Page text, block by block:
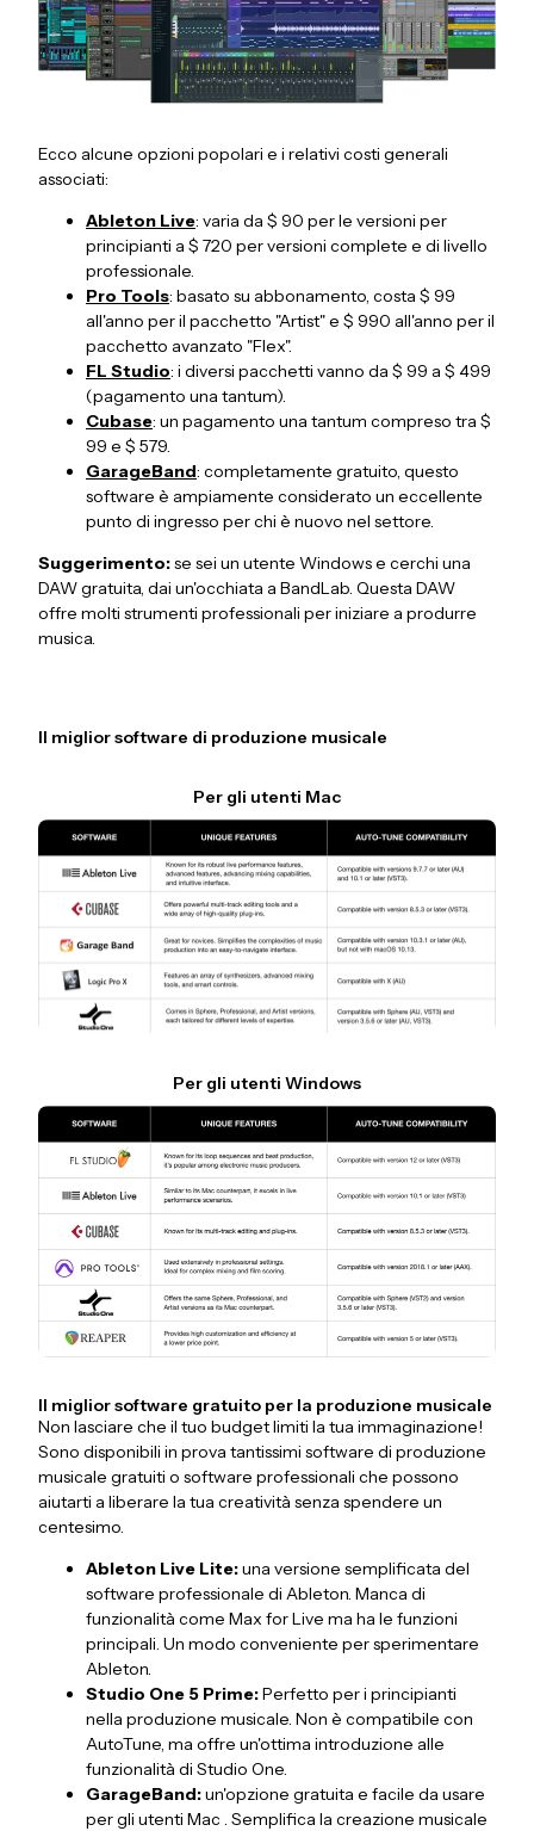
Ecco alcune opzioni popolari e i relativi costi generali
associati:
Ableton Live: varia da $ 90 per le versioni per
principianti a $ 720 per versioni complete e di livello
professionale.
Pro Tools: basato su abbonamento, costa $ 99
all'anno per il pacchetto "Artist" e $ 990 all'anno per il
pacchetto avanzato "Flex".
FL Studio: i diversi pacchetti vanno da $ 99 a $ 499
(pagamento una tantum).
Cubase: un pagamento una tantum compreso tra $
99 e $ 579.
GarageBand: completamente gratuito, questo
software è ampiamente considerato un eccellente
punto di ingresso per chi è nuovo nel settore.
Suggerimento:se sei un utente Windows e cerchi una
DAW gratuita, dai un'occhiata a BandLab. Questa DAW
offre molti strumenti professionali per iniziare a produrre
musica.
Il miglior software di produzione musicale
Per gli utenti Mac
Per gli utenti Windows
Il miglior software gratuito per la produzione musicale
Non lasciare che il tuo budget limiti la tua immaginazione!
Sono disponibili in prova tantissimi software di produzione
musicale gratuiti o software professionali che possono
aiutarti a liberare la tua creatività senza spendere un
centesimo.
Ableton Live Lite:una versione semplificata del
software professionale di Ableton. Manca di
funzionalità come Max for Live ma ha le funzioni
principali. Un modo conveniente per sperimentare
Ableton.
Studio One 5 Prime:Perfetto per i principianti
nella produzione musicale. Non è compatibile con
AutoTune, ma offre un'ottima introduzione alle
funzionalità di Studio One.
GarageBand:un'opzione gratuita e facile da usare
per gli utenti Mac . Semplifica la creazione musicale